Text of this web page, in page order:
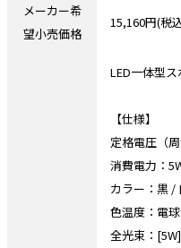
メーカー希
望小売価格
15,160円(税
LED一体型
【仕様】
定格電圧（
消費電力：
カラー：黒 /
色温度：電
全光束：